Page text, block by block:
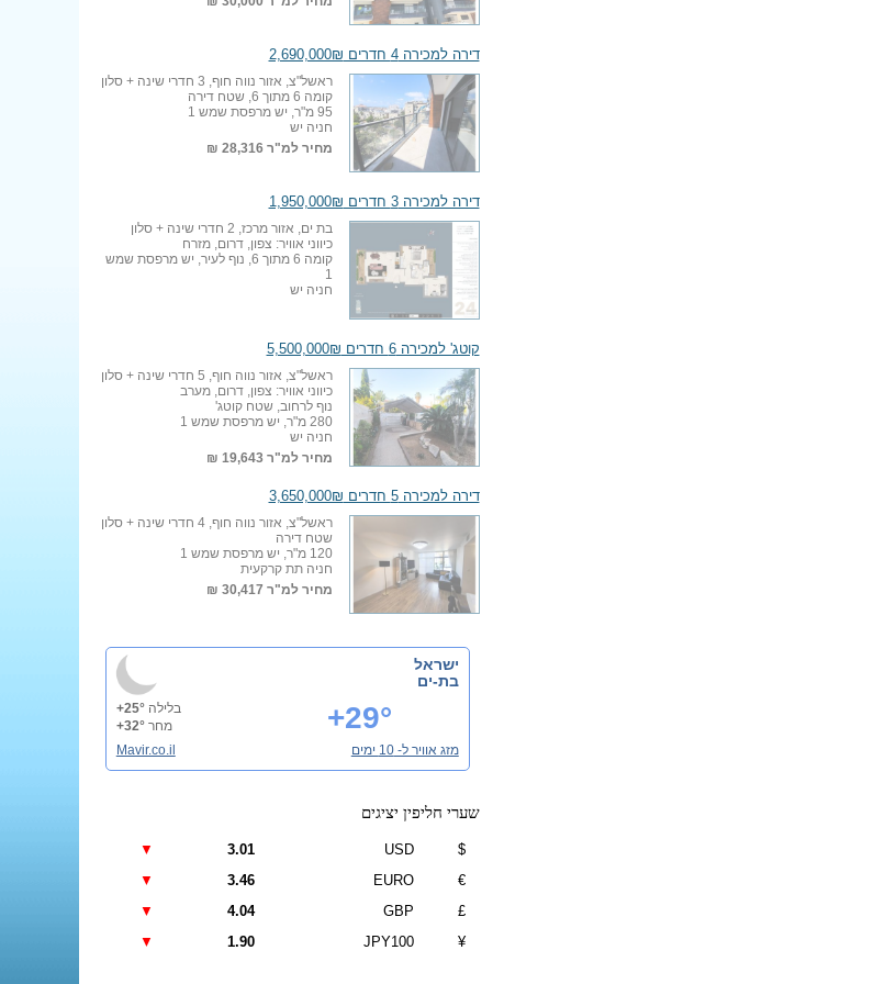
דירה למכירה 4 חדרים 2,690,000₪
ראשל"צ, אזור נווה חוף, 3 חדרי שינה + סלון
קומה 6 מתוך 6, שטח דירה
95 מ"ר, יש מרפסת שמש 1
חניה יש
מחיר למ"ר 28,316 ₪
דירה למכירה 3 חדרים 1,950,000₪
בת ים, אזור מרכז, 2 חדרי שינה + סלון
כיווני אוויר: צפון, דרום, מזרח
קומה 6 מתוך 6, נוף לעיר, יש מרפסת שמש
1
חניה יש
קוטג' למכירה 6 חדרים 5,500,000₪
ראשל"צ, אזור נווה חוף, 5 חדרי שינה + סלון
כיווני אוויר: צפון, דרום, מערב
נוף לרחוב, שטח קוטג'
280 מ"ר, יש מרפסת שמש 1
חניה יש
מחיר למ"ר19,643 ₪
דירה למכירה 5 חדרים 3,650,000₪
ראשל"צ, אזור נווה חוף, 4 חדרי שינה + סלון
שטח דירה
120 מ"ר, יש מרפסת שמש 1
חניה תת קרקעית
מחיר למ"ר 30,417 ₪
ישראל
בת-ים
+29° בלילה+25°
מחר+32°
מזג אוויר ל- 10 ימים
Mavir.co.il
שערי חליפין יציגים
$
USD
3.01
▼
€
EURO
3.46
▼
£
GBP
4.04
▼
¥
JPY100
1.90
▼